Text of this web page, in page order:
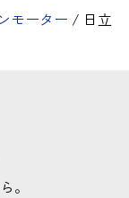
モーター / 日立
。